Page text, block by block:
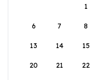
1
6 7 8
13 14 15
20 21 22